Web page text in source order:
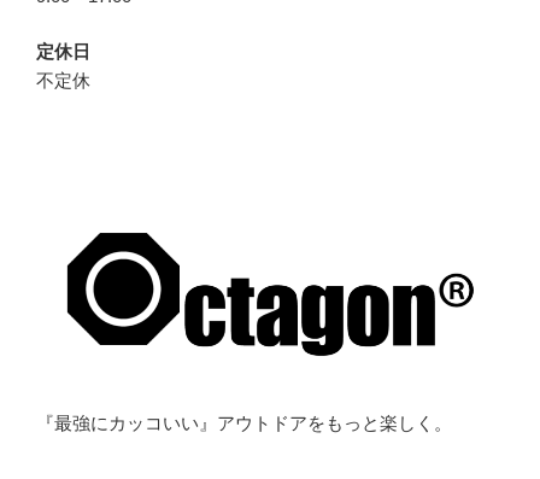
定休日
不定休
『最強にカッコいい』アウトドアをもっと楽しく。